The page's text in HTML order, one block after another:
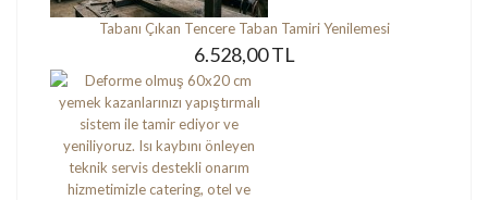
Tabanı Çıkan Tencere Taban Tamiri Yenilemesi
6.528,00 TL